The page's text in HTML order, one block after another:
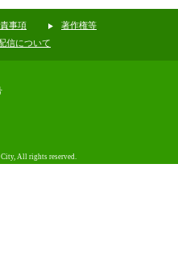
事項
著作権等
信について
All rights reserved.